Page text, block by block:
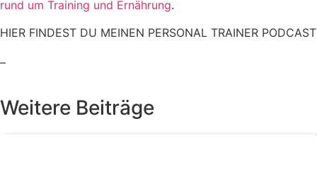
rund um Training und Ernährung.
HIER FINDEST DU MEINEN PERSONAL TRAINER PODCAST
–
Weitere Beiträge